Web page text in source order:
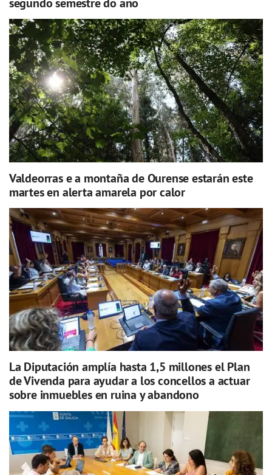
Valdeorras e a montaña de Ourense estarán este
martes en alerta amarela por calor
La Diputación amplía hasta 1,5 millones el Plan
de Vivenda para ayudar a los concellos a actuar
sobre inmuebles en ruina y abandono